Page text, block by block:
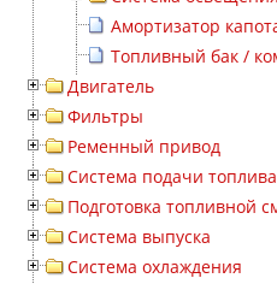
Амортизатор
Топливный бак /
Двигатель
Фильтры
Ременный привод
Система подачи топлива
Подготовка топливной
Система выпуска
Система охлаждения